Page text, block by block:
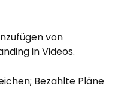
von
in Videos.
Bezahlte Pläne